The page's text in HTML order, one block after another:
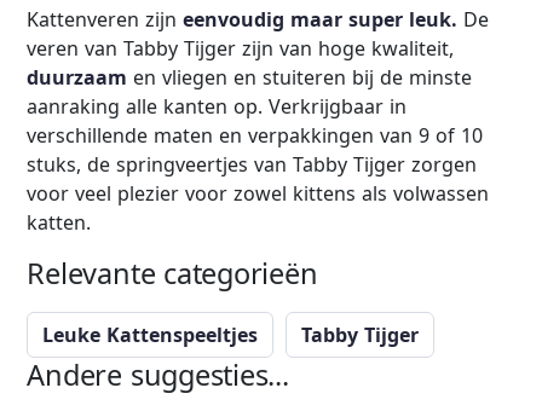
Kattenveren zijneenvoudig maar super leuk. De
veren van Tabby Tijger zijn van hoge kwaliteit,
duurzaam en vliegen en stuiteren bij de minste
aanraking alle kanten op. Verkrijgbaar in
verschillende maten en verpakkingen van 9 of 10
stuks, de springveertjes van Tabby Tijger zorgen
voor veel plezier voor zowel kittens als volwassen
katten.
Relevante categorieën
Leuke Kattenspeeltjes Tabby Tijger
Andere suggesties...